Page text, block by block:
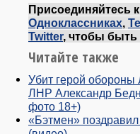
Присоединяйтесь
Одноклассниках,
Twitter, чтобы быть
Читайте также
Убит герой
ЛНР Александр
фото 18+)
«Бэтмен»